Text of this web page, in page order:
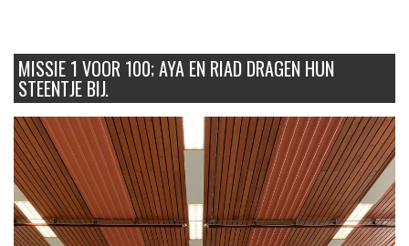
MISSIE 1 VOOR 100; AYA EN RIAD DRAGEN HUN
STEENTJE BIJ.